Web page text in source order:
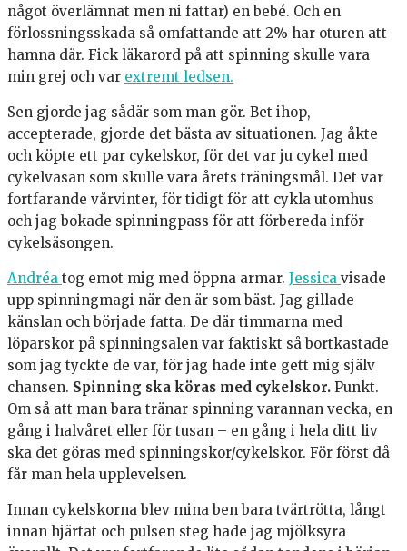
något överlämnat men ni fattar) en bebé. Och en
förlossningsskada så omfattande att 2% har oturen att
hamna där. Fick läkarord på att spinning skulle vara
min grej och var extremt ledsen.
Sen gjorde jag sådär som man gör. Bet ihop,
accepterade, gjorde det bästa av situationen. Jag åkte
och köpte ett par cykelskor, för det var ju cykel med
cykelvasan som skulle vara årets träningsmål. Det var
fortfarande vårvinter, för tidigt för att cykla utomhus
och jag bokade spinningpass för att förbereda inför
cykelsäsongen.
Andréa tog emot mig med öppna armar. Jessica visade
upp spinningmagi när den är som bäst. Jag gillade
känslan och började fatta. De där timmarna med
löparskor på spinningsalen var faktiskt så bortkastade
som jag tyckte de var, för jag hade inte gett mig själv
chansen. Spinning ska köras med cykelskor. Punkt.
Om så att man bara tränar spinning varannan vecka, en
gång i halvåret eller för tusan – en gång i hela ditt liv
ska det göras med spinningskor/cykelskor. För först då
får man hela upplevelsen.
Innan cykelskorna blev mina ben bara tvärtrötta, långt
innan hjärtat och pulsen steg hade jag mjölksyra